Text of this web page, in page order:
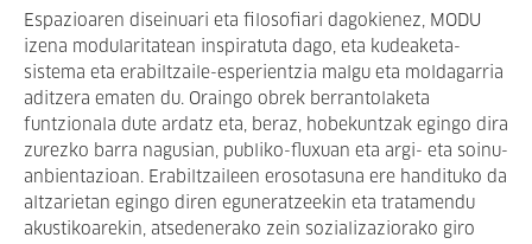
Espazioaren diseinuari eta filosofiari dagokienez, MODU
izena modularitatean inspiratuta dago, eta kudeaketa-
sistema eta erabiltzaile-esperientzia malgu eta moldagarria
aditzera ematen du. Oraingo obrek berrantolaketa
funtzionala dute ardatz eta, beraz, hobekuntzak egingo dira
zurezko barra nagusian, publiko-fluxuan eta argi- eta soinu-
anbientazioan. Erabiltzaileen erosotasuna ere handituko da
altzarietan egingo diren eguneratzeekin eta tratamendu
akustikoarekin, atsedenerako zein sozializaziorako giro